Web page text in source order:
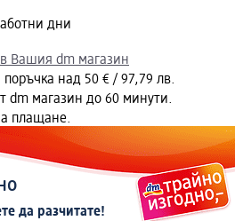
дни
Вашия dm магазин
поръчка над 50 € / 97,79 лв.
dm магазин до 60 минути.
плащане.
да разчитате!